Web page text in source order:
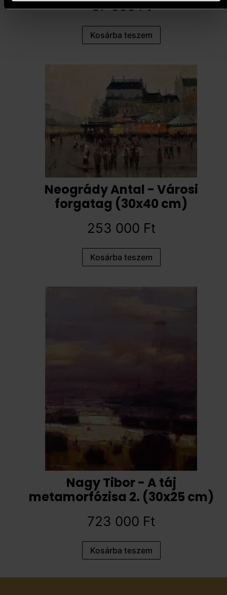
87 000Ft
Kosárba teszem
Neogrády Antal - Városi
forgatag (30x40 cm)
253 000 Ft
Kosárba teszem
Nagy Tibor - A táj
metamorfózisa 2. (30x25 cm)
723 000 Ft
Kosárba teszem